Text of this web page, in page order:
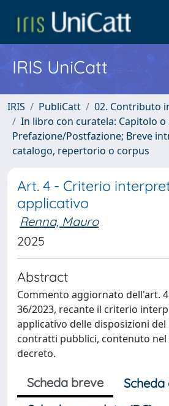
IRIS UniCatt
IRIS PubliCatt
02. Contributo
In libro con curatela: Capitolo o
Prefazione/Postfazione; Breve
catalogo, repertorio o corpus
Art. 4 - Criterio
applicativo
Renna, Mauro
2025
Abstract
Commento aggiornato dell'art.
36/2023, recante il criterio
applicativo delle disposizioni del
contratti pubblici, contenuto nel
decreto.
Scheda breve